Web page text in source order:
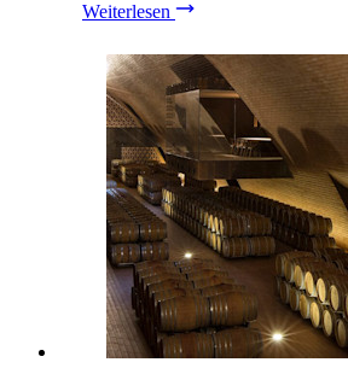
Weiterlesen